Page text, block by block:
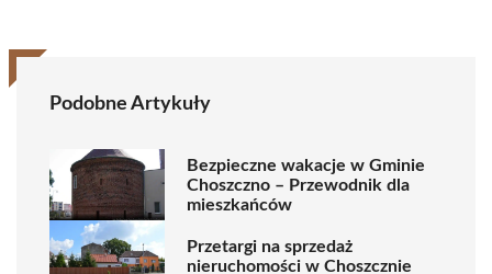
Podobne Artykuły
Bezpieczne wakacje w Gminie
Choszczno – Przewodnik dla
mieszkańców
Przetargi na sprzedaż
nieruchomości w Choszcznie